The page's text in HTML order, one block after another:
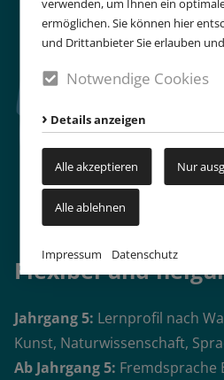
verwenden, um Ihnen ein
ermöglichen. Sie können hier
und Drittanbieter Sie erlauben
Notwendige Cookies
Details anzeigen
Alle akzeptieren Nur
Alle ablehnen
Impressum Datenschutz
Flexibel und
Jahrgang 5: Lernprofil nach
Kunst, Naturwissenschaft,
Ab Jahrgang 5: Fremdsprache